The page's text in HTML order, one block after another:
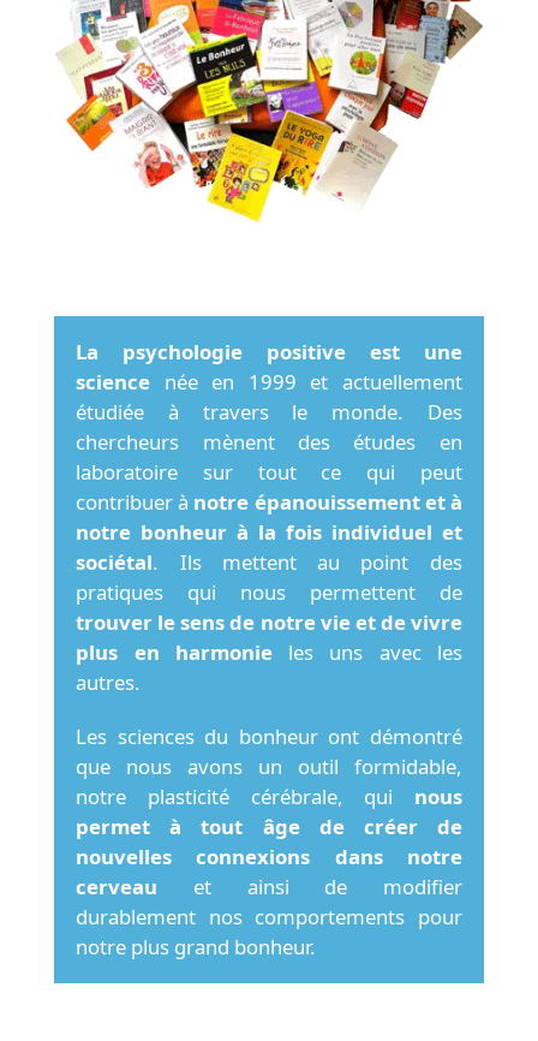
La psychologie positive est une
science née en 1999 et actuellement
étudiée à travers le monde. Des
chercheurs mènent des études en
laboratoire sur tout ce qui peut
contribuer à notre épanouissement et à
notre bonheur à la fois individuel et
sociétal. Ils mettent au point des
pratiques qui nous permettent de
trouver le sens de notre vie et de vivre
plus en harmonieles uns avec les
autres.
Les sciences du bonheur ont démontré
que nous avons un outil formidable,
notre plasticité cérébrale, qui nous
permet à tout âge de créer de
nouvelles connexions dans notre
cerveau et ainsi de modifier
durablement nos comportements pour
notre plus grand bonheur.